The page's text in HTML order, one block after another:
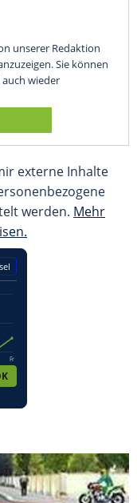
unserer Redaktion
Sie können
wieder
externe Inhalte
werden. Mehr